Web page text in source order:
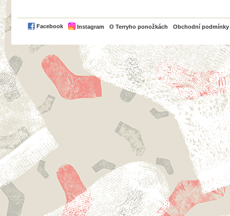
Facebook Instagram O Terryho ponožkách Obchodní podmínky
PayPal